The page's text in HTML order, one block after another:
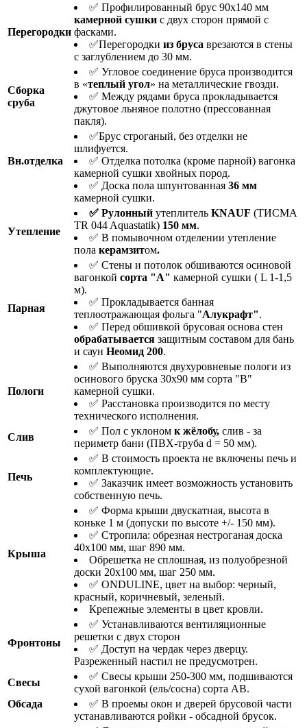
Перегородки
✅ Профилированный брус 90х140 мм
камерной сушки с двух сторон прямой с
фасками.
✅Перегородки из бруса врезаются в стены
с заглублением до 30 мм.
Сборка
сруба
✅ Угловое соединение бруса производится
в «теплый угол» на металлические гвозди.
✅ Между рядами бруса прокладывается
джутовое льняное полотно (прессованная
пакля).
Вн.отделка
✅Брус строганый, без отделки не
шлифуется.
✅ Отделка потолка (кроме парной) вагонка
камерной сушки хвойных пород.
✅ Доска пола шпунтованная 36 мм
камерной сушки.
Утепление
✅ Рулонный утеплитель KNAUF (ТИСМА
TR 044 Aquastatik) 150 мм.
✅ В помывочном отделении утепление
пола керамзитом.
Парная
✅ Стены и потолок обшиваются осиновой
вагонкой сорта "А" камерной сушки ( L 1-1,5
м).
✅ Прокладывается банная
теплоотражающая фольга "Алукрафт".
✅ Перед обшивкой брусовая основа стен
обрабатывается защитным составом для бань
и саун Неомид 200.
Пологи
✅ Выполняются двухуровневые пологи из
осинового бруска 30х90 мм сорта "В"
камерной сушки.
✅ Расстановка производится по месту
технического исполнения.
Слив
✅ Пол с уклоном к жёлобу, слив - за
периметр бани (ПВХ-труба d = 50 мм).
Печь
✅ В стоимость проекта не включены печь и
комплектующие.
✅ Заказчик имеет возможность установить
собственную печь.
Крыша
✅ Форма крыши двускатная, высота в
коньке 1 м (допуски по высоте +/- 150 мм).
✅ Стропила: обрезная нестроганая доска
40х100 мм, шаг 890 мм.
Обрешетка не сплошная, из полуобрезной
доски 20х100 мм, шаг 250 мм.
✅ ONDULINE, цвет на выбор: черный,
красный, коричневый, зеленый.
Крепежные элементы в цвет кровли.
Фронтоны
✅ Устанавливаются вентиляционные
решетки с двух сторон
✅ Доступ на чердак через дверцу.
Разреженный настил не предусмотрен.
Свесы
✅ Свесы крыши 250-300 мм, подшиваются
сухой вагонкой (ель/сосна) сорта АВ.
Обсада
✅ В проемы окон и дверей брусовой части
устанавливаются ройки - обсадной брусок.